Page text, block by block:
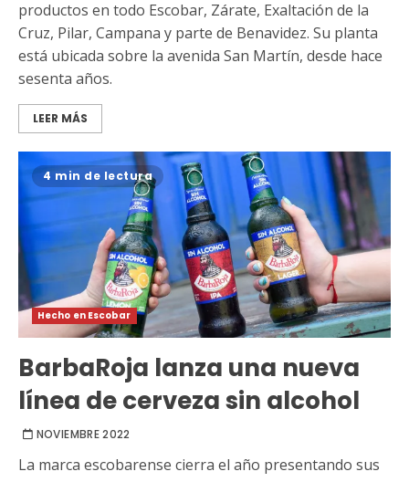
productos en todo Escobar, Zárate, Exaltación de la
Cruz, Pilar, Campana y parte de Benavidez. Su planta
está ubicada sobre la avenida San Martín, desde hace
sesenta años.
LEER MÁS
4 min de lectura
Hecho en Escobar
BarbaRoja lanza una nueva
línea de cerveza sin alcohol
NOVIEMBRE 2022
La marca escobarense cierra el año presentando sus